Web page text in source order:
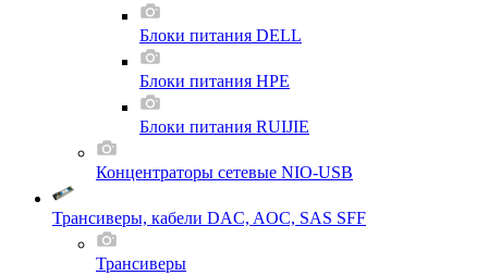
Блоки питания DELL
Блоки питания HPE
Блоки питания RUIJIE
Концентраторы сетевые NIO-USB
Трансиверы, кабели DAC, AOC, SAS SFF
Трансиверы